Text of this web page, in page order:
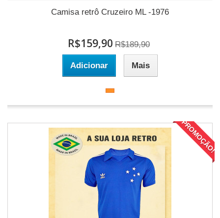
Camisa retrô Cruzeiro ML -1976
R$159,90 R$189,90
Adicionar Mais
PROMOÇÃO!